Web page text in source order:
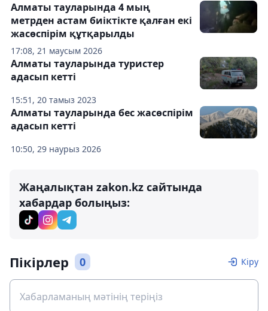
17:08, 21 маусым 2026
Алматы тауларында 4 мың
метрден астам биіктікте қалған екі
жасөспірім құтқарылды
15:51, 20 тамыз 2023
Алматы тауларында туристер
адасып кетті
10:50, 29 наурыз 2026
Алматы тауларында бес жасөспірім
адасып кетті
Жаңалықтан zakon.kz сайтында
хабардар болыңыз:
Пікірлер 0 Кіру